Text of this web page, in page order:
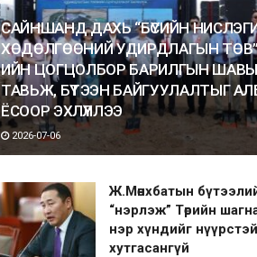
САЙНШАНД ДАХЬ “БҮСИЙН
ХӨДӨЛГӨӨНИЙ УДИРДЛАГЫН
ИЙН ЦОГЦОЛБОР БАРИЛГЫН
ТАВЬЖ, БҮТЭЭН БАЙГУУЛАЛТЫГ
ЁСООР ЭХЛҮҮЛЛЭЭ
2026-07-06
Ж.Мөнхбатын
“нэрлэж” Төрийн
нэр хүндийг нүүрстэй
хутгасангүй